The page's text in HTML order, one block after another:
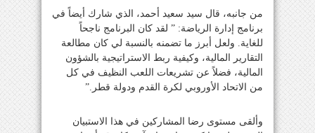
من جانبه، قال سيد سعيد أحمد، الذي شارك أيضاً في
برنامج إدارة الرياضة: ” لقد كان البرنامج ناجحاً
للغاية. ولعل أبرز ما تضمنه بالنسبة لي كان مطالعة
التقارير المالية، وكيفية ربط الاستراتيجية بالشؤون
المالية، فضلاً عن تشريعات اللعب النظيف في كل
من الاتحاد الأوروبي لكرة القدم ودولة قطر.”
وألقى مستوى رضا المشاركين في هذا الاستبيان